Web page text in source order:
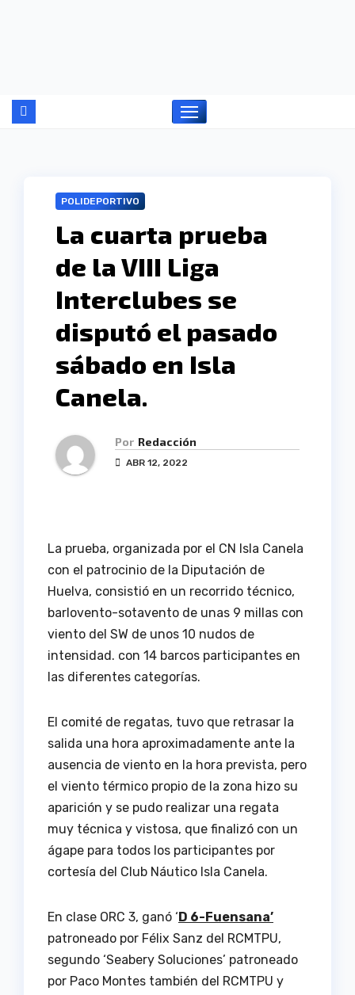
POLIDEPORTIVO
La cuarta prueba
de la VIII Liga
Interclubes se
disputó el pasado
sábado en Isla
Canela.
Por Redacción
ABR 12, 2022
La prueba, organizada por el CN Isla Canela
con el patrocinio de la Diputación de
Huelva, consistió en un recorrido técnico,
barlovento-sotavento de unas 9 millas con
viento del SW de unos 10 nudos de
intensidad. con 14 barcos participantes en
las diferentes categorías.
El comité de regatas, tuvo que retrasar la
salida una hora aproximadamente ante la
ausencia de viento en la hora prevista, pero
el viento térmico propio de la zona hizo su
aparición y se pudo realizar una regata
muy técnica y vistosa, que finalizó con un
ágape para todos los participantes por
cortesía del Club Náutico Isla Canela.
En clase ORC 3, ganó ‘ D 6-Fuensana’
patroneado por Félix Sanz del RCMTPU,
segundo ‘Seabery Soluciones’ patroneado
por Paco Montes también del RCMTPU y